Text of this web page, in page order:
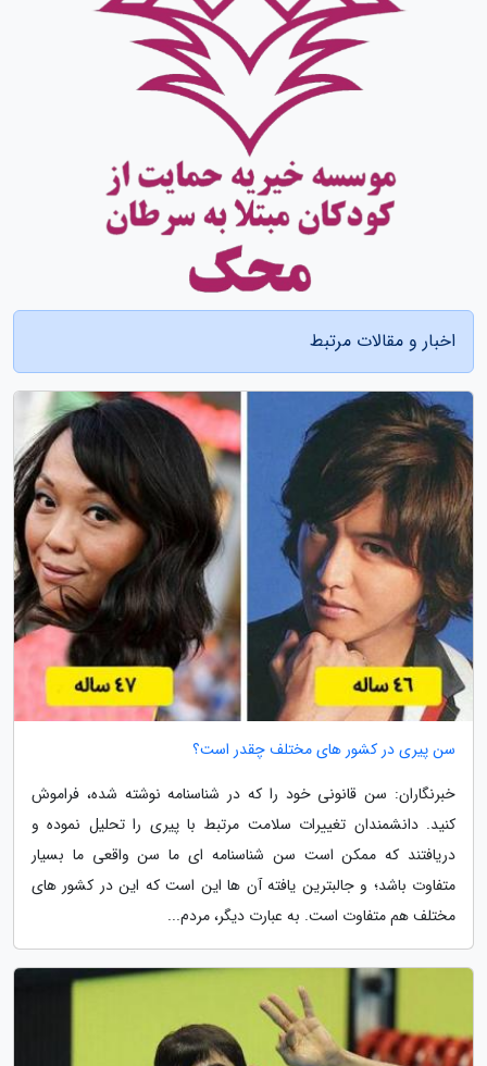
اخبار و مقالات مرتبط
سن پیری در کشور های مختلف چقدر است؟
خبرنگاران: سن قانونی خود را که در شناسنامه نوشته شده، فراموش
کنید. دانشمندان تغییرات سلامت مرتبط با پیری را تحلیل نموده و
دریافتند که ممکن است سن شناسنامه ای ما سن واقعی ما بسیار
متفاوت باشد؛ و جالبترین یافته آن ها این است که این در کشور های
مختلف هم متفاوت است. به عبارت دیگر، مردم...